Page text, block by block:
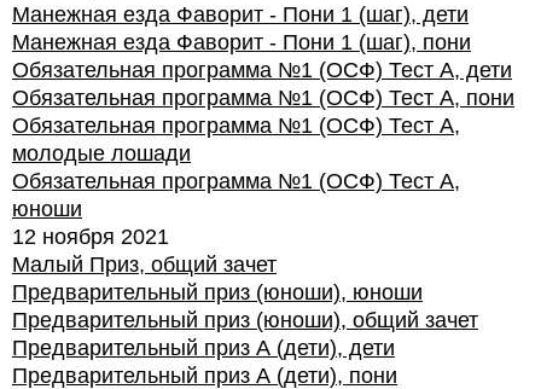
Манежная езда Фаворит - Пони 1 (шаг), дети
Манежная езда Фаворит - Пони 1 (шаг), пони
Обязательная программа №1 (ОСФ) Тест А, дети
Обязательная программа №1 (ОСФ) Тест А, пони
Обязательная программа №1 (ОСФ) Тест А,
молодые лошади
Обязательная программа №1 (ОСФ) Тест А,
юноши
12 ноября 2021
Малый Приз, общий зачет
Предварительный приз (юноши), юноши
Предварительный приз (юноши), общий зачет
Предварительный приз А (дети), дети
Предварительный приз А (дети), пони